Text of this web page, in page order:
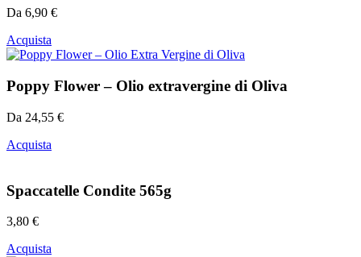
Da 6,90 €
Acquista
Poppy Flower – Olio extravergine di Oliva
Da 24,55 €
Acquista
Spaccatelle Condite 565g
3,80 €
Acquista